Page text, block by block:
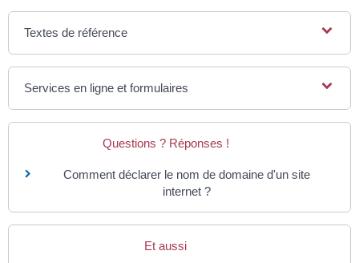
Textes de référence
Services en ligne et formulaires
Questions ? Réponses !
Comment déclarer le nom de domaine d'un site
internet ?
Et aussi